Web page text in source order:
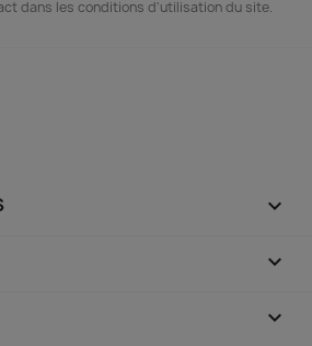
dans les conditions d'utilisation du site.


